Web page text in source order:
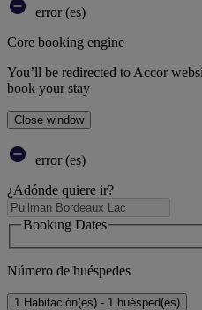
error (es)
Core booking engine
You’ll be redirected to Accor
book your stay
Close window
error (es)
¿Adónde quiere ir?
Booking Dates
Número de huéspedes
1 Habitación(es) - 1 huésped(es)